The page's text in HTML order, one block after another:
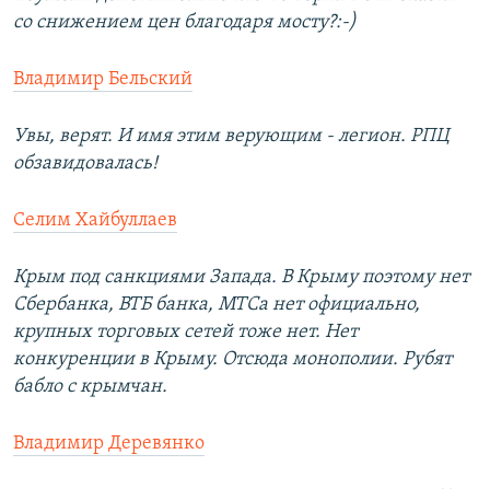
со снижением цен благодаря мосту?:-)
Владимир Бельский
Увы, верят. И имя этим верующим - легион. РПЦ
обзавидовалась!
Селим Хайбуллаев
Крым под санкциями Запада. В Крыму поэтому нет
Сбербанка, ВТБ банка, МТСа нет официально,
крупных торговых сетей тоже нет. Нет
конкуренции в Крыму. Отсюда монополии. Рубят
бабло с крымчан.
Владимир Деревянко